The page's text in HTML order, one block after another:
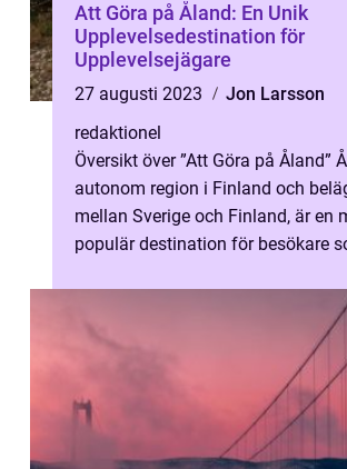
Att Göra på Åland: En Unik
Upplevelsedestination för
Upplevelsejägare
27 augusti 2023
Jon Larsson
redaktionel
Översikt över ”Att Göra på Åland”
autonom region i Finland och
mellan Sverige och Finland, är en
populär destination för besökare